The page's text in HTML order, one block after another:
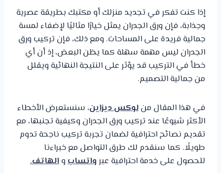
إذا كنت تفكر في تجديد منزلك أو مكتبك بطريقة عصرية
وجذابة، فإن ورق الجدران يمثل خيارًا مثاليًا لإضفاء لمسة
جمالية فريدة على المساحات. ومع ذلك، فإن تركيب ورق
الجدران ليس مهمة سهلة كما يظن البعض، إذ أن أي
خطأ في التركيب قد يؤثر على النتيجة النهائية ويقلل
من جمالية التصميم.
في هذا المقال منلوكس ديزاين، سنستعرض الأخطاء
الأكثر شيوعًا عند تركيب ورق الجدران وكيفية تجنبها، مع
تقديم نصائح احترافية لضمان تجربة تركيب ناجحة تدوم
طويلًا. كما سنقدم لك طرق التواصل مع خبراءنا
للحصول على خدمة احترافية عبرواتسابوالهاتف.